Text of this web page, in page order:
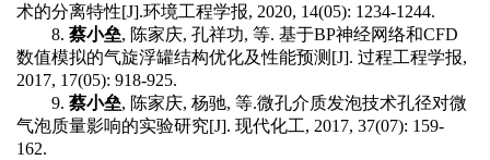
术的分离特性[J].环境工程学报, 2020, 14(05): 1234-1244.
8. 蔡小垒, 陈家庆, 孔祥功, 等. 基于BP神经网络和CFD
数值模拟的气旋浮罐结构优化及性能预测 [J]. 过程工程学报,
2017, 17(05): 918-925.
9. 蔡小垒, 陈家庆, 杨驰, 等.微孔介质发泡技术孔径对微
气泡质量影响的实验研究[J]. 现代化工, 2017, 37(07): 159-
162.